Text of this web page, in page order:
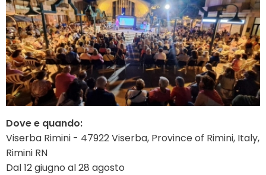
Dove e quando:
Viserba Rimini - 47922 Viserba, Province of Rimini, Italy,
Rimini RN
Dal 12 giugno al 28 agosto